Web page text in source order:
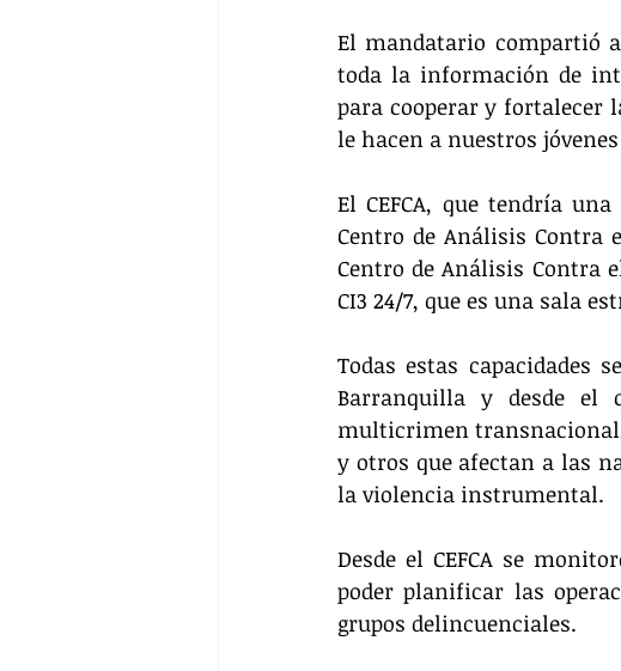
El mandatario compartió
toda la información de
para cooperar y fortalecer
le hacen a nuestros
El CEFCA, que tendría
Centro de Análisis Contra
Centro de Análisis Contra
CI3 24/7, que es una sala
Todas estas capacidades
Barranquilla y desde el
multicrimen
y otros que afectan a las
la violencia instrumental.
Desde el CEFCA se
poder planificar las
grupos delincuenciales.